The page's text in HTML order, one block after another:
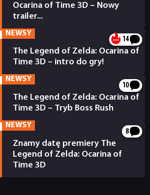
Ocarina of Time 3D – Nowy
trailer...
NEWSY
14
The Legend of Zelda: Ocarina of
Time 3D – intro do gry!
NEWSY
10
The Legend of Zelda: Ocarina of
Time 3D – Tryb Boss Rush
NEWSY
8
Znamy datę premiery The
Legend of Zelda: Ocarina of
Time 3D